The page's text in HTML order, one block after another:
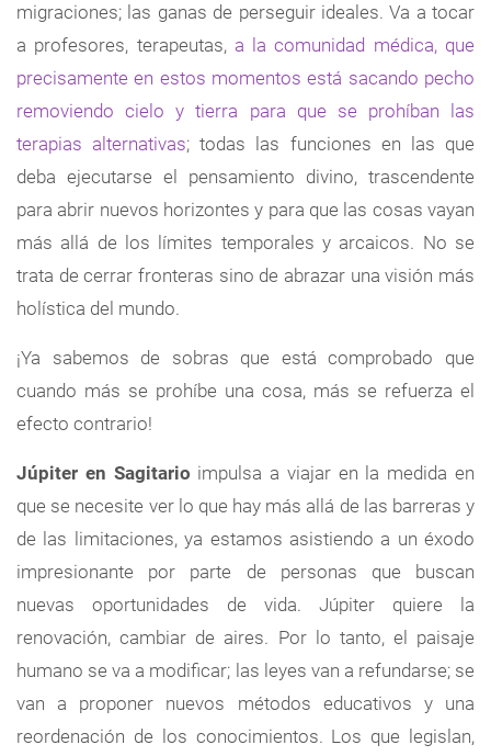
migraciones; las ganas de perseguir ideales. Va a tocar
a profesores, terapeutas, a la comunidad médica, que
precisamente en estos momentos está sacando pecho
removiendo cielo y tierra para que se prohíban las
terapias alternativas; todas las funciones en las que
deba ejecutarse el pensamiento divino, trascendente
para abrir nuevos horizontes y para que las cosas vayan
más allá de los límites temporales y arcaicos. No se
trata de cerrar fronteras sino de abrazar una visión más
holística del mundo.
¡Ya sabemos de sobras que está comprobado que
cuando más se prohíbe una cosa, más se refuerza el
efecto contrario!
Júpiter en Sagitario impulsa a viajar en la medida en
que se necesite ver lo que hay más allá de las barreras y
de las limitaciones, ya estamos asistiendo a un éxodo
impresionante por parte de personas que buscan
nuevas oportunidades de vida. Júpiter quiere la
renovación, cambiar de aires. Por lo tanto, el paisaje
humano se va a modificar; las leyes van a refundarse; se
van a proponer nuevos métodos educativos y una
reordenación de los conocimientos. Los que legislan,